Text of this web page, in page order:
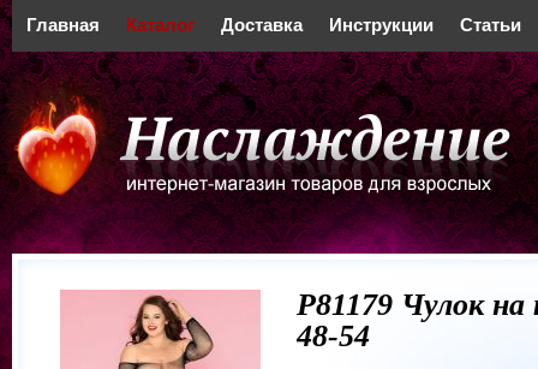
Главная Каталог Доставка Инструкции Статьи
Р81179 Чулок на
48-54